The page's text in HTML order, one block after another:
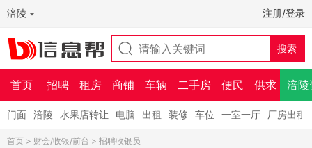
涪陵 注册/登录
首页 招聘 租房 商铺 车辆 二手房 便民 供求 涪陵
门面 涪陵 水果店转让 电脑 出租 装修 车位 一室一厅 厂房出租
首页 > 财会/收银/前台 > 招聘收银员